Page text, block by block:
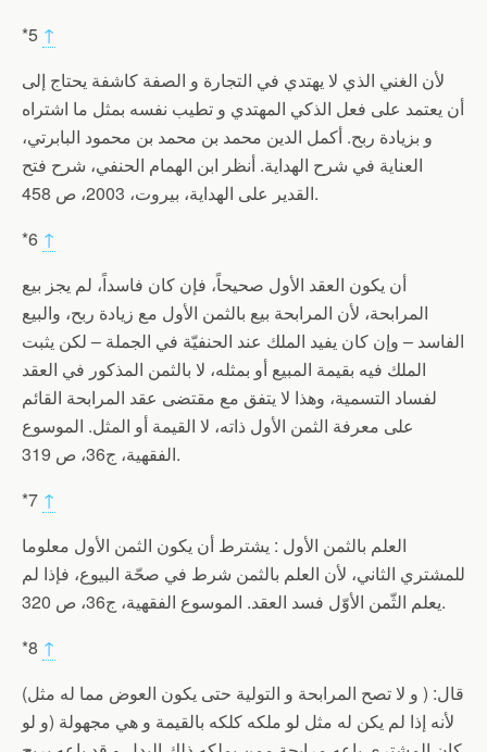
*5 ↑
لأن الغني الذي لا يهتدي في التجارة و الصفة كاشفة يحتاج إلى
أن يعتمد على فعل الذكي المهتدي و تطيب نفسه بمثل ما اشتراه
و بزيادة ربح. أكمل الدين محمد بن محمد بن محمود البابرتي،
العناية في شرح الهداية. أنظر ابن الهمام الحنفي، شرح فتح
القدير على الهداية، بيروت، 2003، ص 458.
*6 ↑
أن يكون العقد الأول صحيحاً، فإن كان فاسداً، لم يجز بيع
المرابحة، لأن المرابحة بيع بالثمن الأول مع زيادة ربح، والبيع
الفاسد – وإن كان يفيد الملك عند الحنفيّة في الجملة – لكن يثبت
الملك فيه بقيمة المبيع أو بمثله، لا بالثمن المذكور في العقد
لفساد التسمية، وهذا لا يتفق مع مقتضى عقد المرابحة القائم
على معرفة الثمن الأول ذاته، لا القيمة أو المثل. الموسوع
الفقهية، ج36، ص 319.
*7 ↑
العلم بالثمن الأول : يشترط أن يكون الثمن الأول معلوما
للمشتري الثاني، لأن العلم بالثمن شرط في صحّة البيوع، فإذا لم
يعلم الثّمن الأوّل فسد العقد. الموسوع الفقهية، ج36، ص 320.
*8 ↑
قال: ( و لا تصح المرابحة و التولية حتى يكون العوض مما له مثل)
لأنه إذا لم يكن له مثل لو ملكه كلكه بالقيمة و هي مجهولة (و لو